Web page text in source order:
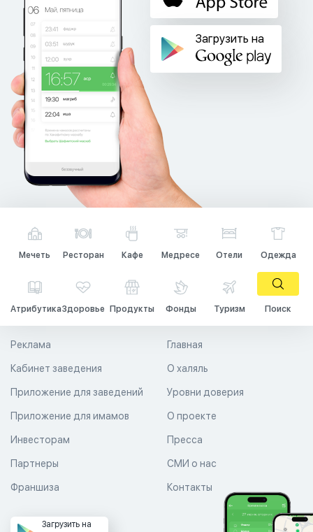
Загрузить на
Мечеть Ресторан Кафе Медресе Отели Одежда
АтрибутикаЗдоровье Продукты Фонды Туризм Поиск
Главная
О халяль
Уровни доверия
Реклама
Кабинет заведения
Приложение для заведений
Приложение для имамов О проекте
Пресса
СМИ о нас
Контакты
Инвесторам
Партнеры
Франшиза
Загрузить на